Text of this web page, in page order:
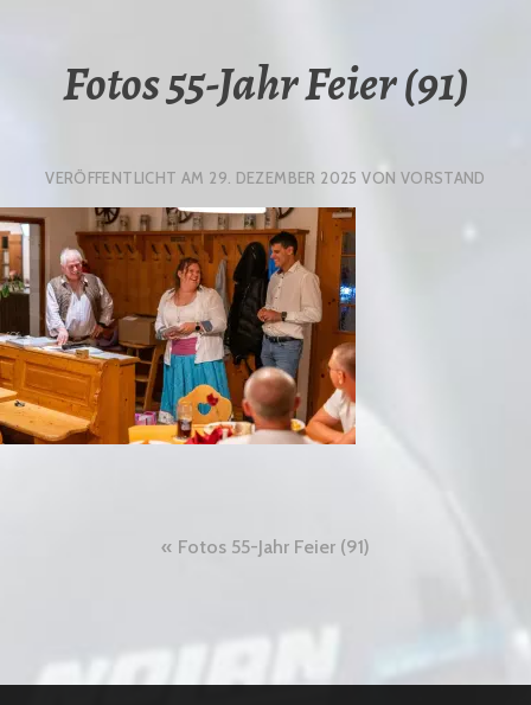
Fotos 55-Jahr Feier (91)
VERÖFFENTLICHT AM 29. DEZEMBER 2025 VON VORSTAND
Beitragsnavigation
Fotos 55-Jahr Feier (91)